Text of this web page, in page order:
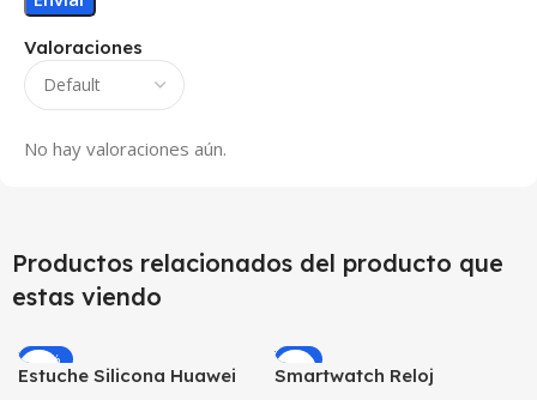
Valoraciones
No hay valoraciones aún.
Productos relacionados del producto que
estas viendo
-12%
Estuche Silicona Huawei
-9%
Smartwatch Reloj